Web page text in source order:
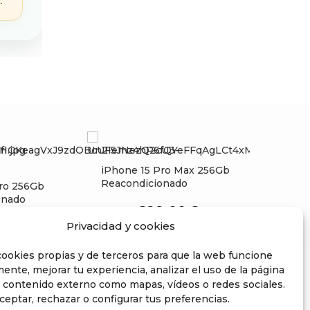
Privacidad y cookies
propias y de terceros para que la web funcione
mejorar tu experiencia, analizar el uso de la página
externo como mapas, vídeos o redes sociales.
rechazar o configurar tus preferencias.
256Gb
iPhone 15 Pro Max 256Gb
Reacondicionado
699,00 €